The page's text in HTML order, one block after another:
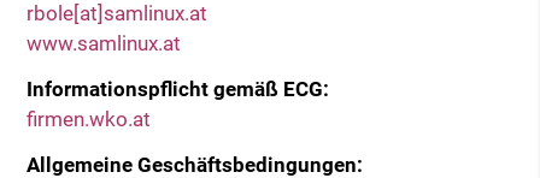
rbole[at]samlinux.at
www.samlinux.at
Informationspflicht gemäß ECG:
firmen.wko.at
Allgemeine Geschäftsbedingungen: